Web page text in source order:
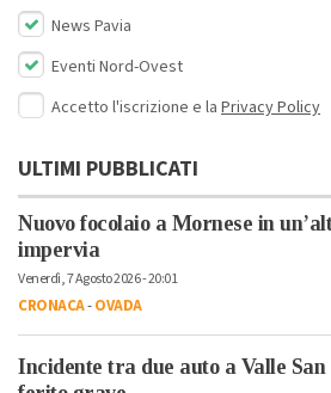
News Pavia
Eventi Nord-Ovest
Accetto l'iscrizione e la Privacy Policy
ULTIMI PUBBLICATI
Nuovo focolaio a Mornese in
impervia
Venerdì, 7 Agosto 2026 - 20:01
CRONACA-OVADA
Incidente tra due auto a Valle